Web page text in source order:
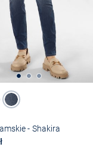
- Shakira